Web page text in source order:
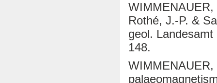
Rothé, J.-P. &
geol.
148.